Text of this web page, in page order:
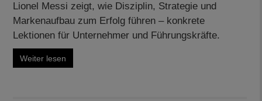
Lionel Messi zeigt, wie Disziplin, Strategie und
Markenaufbau zum Erfolg führen – konkrete
Lektionen für Unternehmer und Führungskräfte.
Weiter lesen